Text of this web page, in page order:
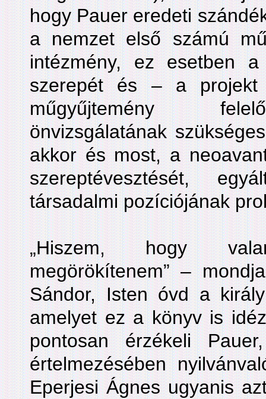
hogy Pauer eredeti
a nemzet első számú
intézmény, ez esetben
szerepét és – a
műgyűjtemény
önvizsgálatának
akkor és most, a
szereptévesztését,
társadalmi pozíciójának
„Hiszem, hogy
megörökítenem” –
Sándor, Isten óvd a
amelyet ez a könyv is
pontosan érzékeli
értelmezésében
Eperjesi Ágnes ugyanis